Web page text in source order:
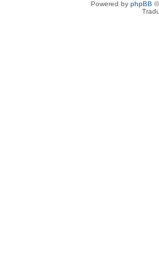
Powered by phpBB